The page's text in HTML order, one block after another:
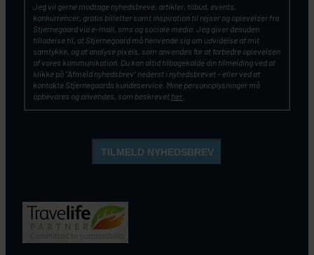
Jeg vil gerne modtage nyhedsbreve, artikler, tilbud, events,
konkurrencer, gratis billetter samt inspiration til rejser og oplevelser fra
Stjernegaard via e-mail, sms og sociale media. Jeg giver desuden
tilladelse til, at Stjernegaard må henvende sig om udvidelse af mit
samtykke, og at analyse pixels, som anvendes for at forbedre oplevelsen
af vores kommunikation. Du kan altid tilbagekalde din tilmelding ved at
klikke på ”Afmeld nyhedsbrev” nederst i nyhedsbrevet – eller ved at
kontakte Stjernegaards kundeservice. Mine personoplysninger må
opbevares og anvendes, som beskrevet her